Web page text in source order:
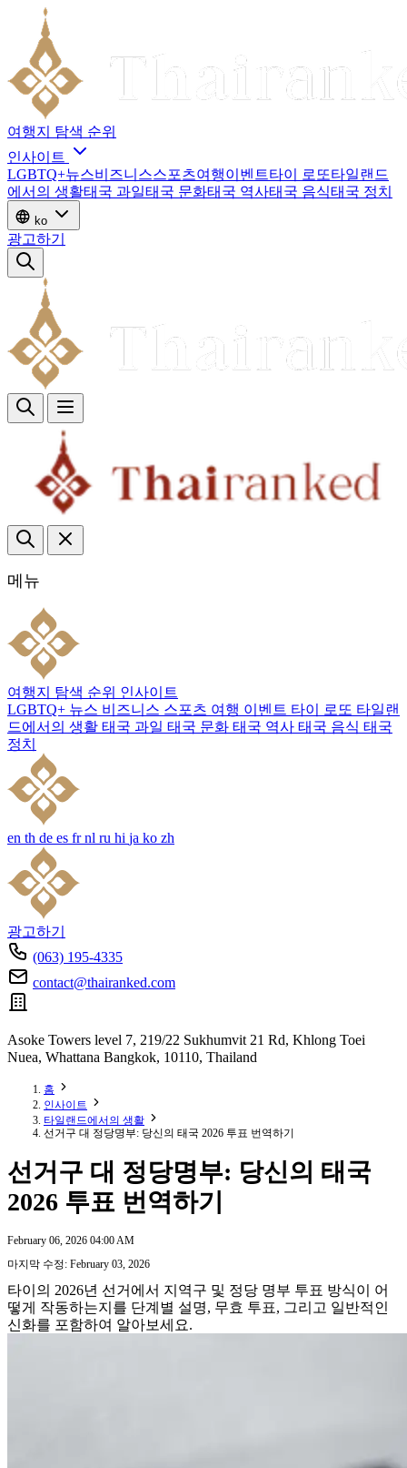
여행지 탐색 순위
인사이트
LGBTQ+뉴스비즈니스스포츠여행이벤트타이 로또타일랜드
에서의 생활태국 과일태국 문화태국 역사태국 음식태국 정치
ko
광고하기
메뉴
여행지 탐색 순위 인사이트
LGBTQ+ 뉴스 비즈니스 스포츠 여행 이벤트 타이 로또 타일랜
드에서의 생활 태국 과일 태국 문화 태국 역사 태국 음식 태국
정치
en th de es fr nl ru hi ja ko zh
광고하기
(063) 195-4335
contact@thairanked.com
Asoke Towers level 7, 219/22 Sukhumvit 21 Rd, Khlong Toei
Nuea, Whattana Bangkok, 10110, Thailand
홈
인사이트
타일랜드에서의 생활
선거구 대 정당명부: 당신의 태국 2026 투표 번역하기
선거구 대 정당명부: 당신의 태국
2026 투표 번역하기
February 06, 2026 04:00 AM
마지막 수정: February 03, 2026
타이의 2026년 선거에서 지역구 및 정당 명부 투표 방식이 어
떻게 작동하는지를 단계별 설명, 무효 투표, 그리고 일반적인
신화를 포함하여 알아보세요.